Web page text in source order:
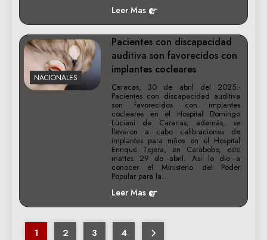
Leer Mas
NACIONALES
Pacientes con discapacidad
auditiva son favorecidos con
implantes cocleares
Caracas, 30 de abril del 2025.-
Pacientes con discapacidad auditiva
son favorecidos con implantes
cocleares en el Hospital Domingo
Luciani de Caracas; además, se
llevaron a cabo calibraciones de
implantes para niños en el Hospital
Enrique Tejera, en Carabobo, este
martes 29 de abril. Así lo dio a
conocer el Ministerio del Poder
Popular para la…
Leer Mas
1 2 3 4